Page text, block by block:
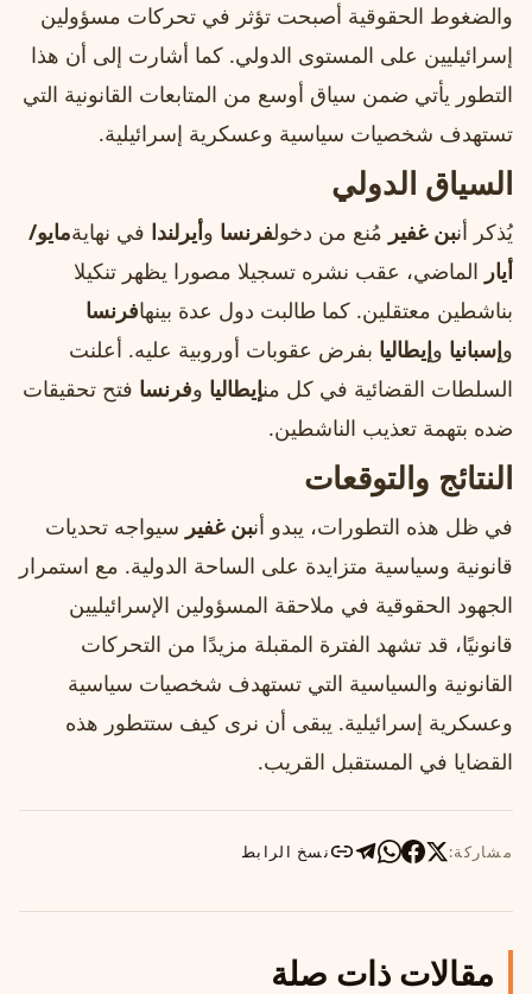
والضغوط الحقوقية أصبحت تؤثر في تحركات مسؤولين
إسرائيليين على المستوى الدولي. كما أشارت إلى أن هذا
التطور يأتي ضمن سياق أوسع من المتابعات القانونية التي
تستهدف شخصيات سياسية وعسكرية إسرائيلية.
السياق الدولي
يُذكر أنبن غفير مُنع من دخولفرنسا وأيرلندا في نهايةمايو/
أيار الماضي، عقب نشره تسجيلا مصورا يظهر تنكيلا
بناشطين معتقلين. كما طالبت دول عدة بينهافرنسا
وإسبانيا وإيطاليا بفرض عقوبات أوروبية عليه. أعلنت
السلطات القضائية في كل منإيطاليا وفرنسا فتح تحقيقات
ضده بتهمة تعذيب الناشطين.
النتائج والتوقعات
في ظل هذه التطورات، يبدو أنبن غفير سيواجه تحديات
قانونية وسياسية متزايدة على الساحة الدولية. مع استمرار
الجهود الحقوقية في ملاحقة المسؤولين الإسرائيليين
قانونيًا، قد تشهد الفترة المقبلة مزيدًا من التحركات
القانونية والسياسية التي تستهدف شخصيات سياسية
وعسكرية إسرائيلية. يبقى أن نرى كيف ستتطور هذه
القضايا في المستقبل القريب.
مشاركة: نسخ الرابط
مقالات ذات صلة